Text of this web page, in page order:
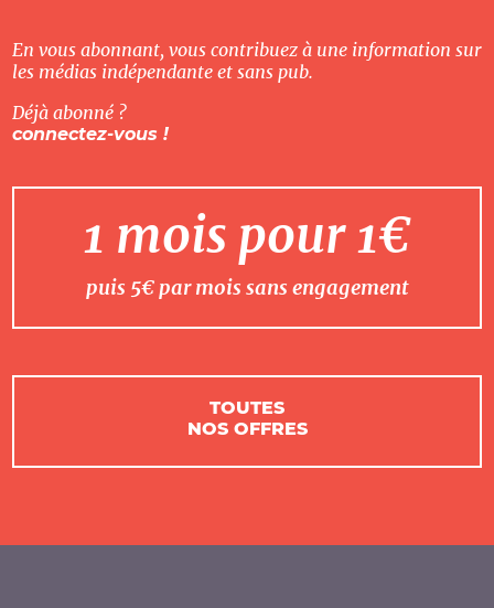
En vous abonnant, vous contribuez à une information sur
les médias indépendante et sans pub.
Déjà abonné ?
connectez-vous !
1 mois pour 1€
puis 5€ par mois sans engagement
TOUTES
NOS OFFRES